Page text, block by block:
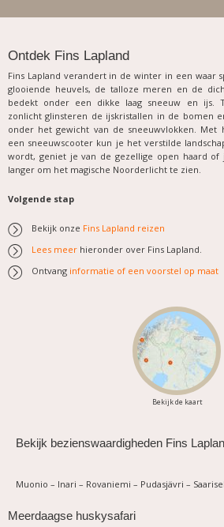
Ontdek Fins Lapland
Fins Lapland verandert in de winter in een waar
glooiende heuvels, de talloze meren en de
bedekt onder een dikke laag sneeuw en ijs.
zonlicht glinsteren de ijskristallen in de bomen
onder het gewicht van de sneeuwvlokken. Met
een sneeuwscooter kun je het verstilde
wordt, geniet je van de gezellige open haard
langer om het magische Noorderlicht te zien.
Volgende stap
Bekijk onze Fins Lapland reizen
Lees meer hieronder over Fins Lapland.
Ontvang informatie of een voorstel op maat
Bekijk de kaart
Bekijk bezienswaardigheden Fins
Muonio – Inari – Rovaniemi – Pudasjävri –
Meerdaagse huskysafari